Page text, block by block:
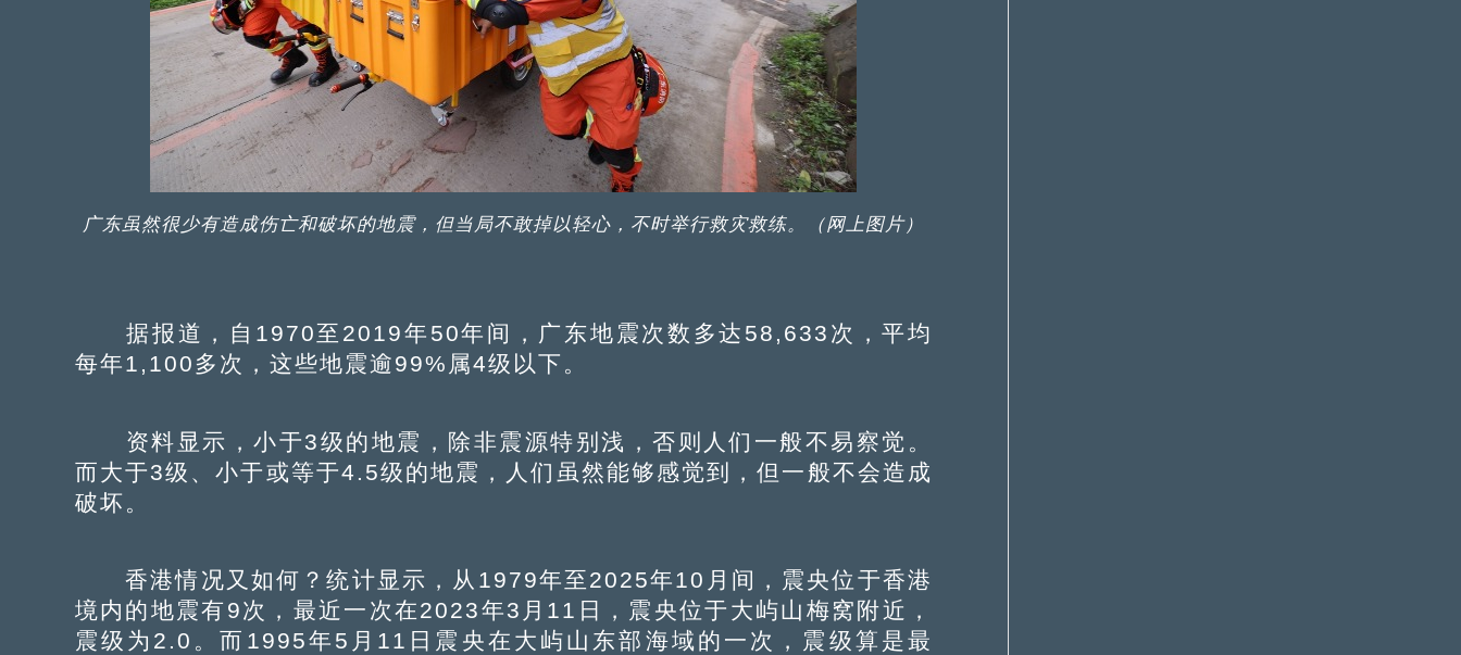
广东虽然很少有造成伤亡和破坏的地震，但当局不敢掉以轻心，不时举行救灾救练。（网上图片）
据报道，自1970至2019年50年间，广东地震次数多达58,633次，平均
每年1,100多次，这些地震逾99%属4级以下。
资料显示，小于3级的地震，除非震源特别浅，否则人们一般不易察觉。
而大于3级、小于或等于4.5级的地震，人们虽然能够感觉到，但一般不会造成
破坏。
香港情况又如何？统计显示，从1979年至2025年10月间，震央位于香港
境内的地震有9次，最近一次在2023年3月11日，震央位于大屿山梅窝附近，
震级为2.0。而1995年5月11日震央在大屿山东部海域的一次，震级算是最